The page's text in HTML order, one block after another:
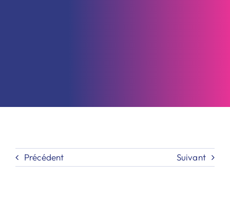
Précédent Suivant